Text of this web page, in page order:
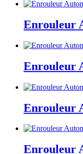
Enrouleur
Enrouleur
Enrouleur
Enrouleur